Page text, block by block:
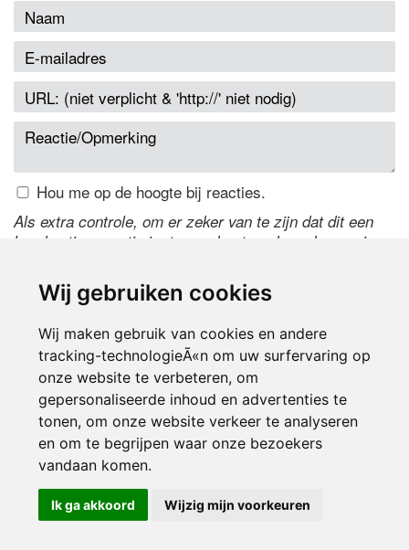
Wij gebruiken cookies
Wij maken gebruik van cookies en andere
tracking-technologieÃ«n om uw surfervaring op
onze website te verbeteren, om
gepersonaliseerde inhoud en advertenties te
tonen, om onze website verkeer te analyseren
en om te begrijpen waar onze bezoekers
vandaan komen.
Ik ga akkoord Wijzig mijn voorkeuren
Hou me op de hoogte bij reacties.
Als extra controle, om er zeker van te zijn dat dit een
handmatige reactie is, typ onderstaande code over in
de code te wijzigen.
© 2000-2026 UFE Media:Managersonline.nl|Brisk magazine
Partners:Autowereld.com